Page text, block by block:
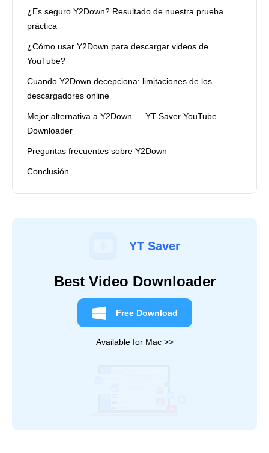
¿Es seguro Y2Down? Resultado de nuestra prueba
práctica
¿Cómo usar Y2Down para descargar videos de
YouTube?
Cuando Y2Down decepciona: limitaciones de los
descargadores online
Mejor alternativa a Y2Down — YT Saver YouTube
Downloader
Preguntas frecuentes sobre Y2Down
Conclusión
YT Saver
Best Video Downloader
Free Download
Available for Mac >>